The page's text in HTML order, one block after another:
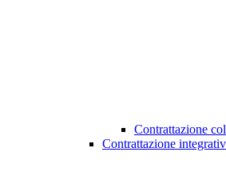
Contrattazione
Contrattazione